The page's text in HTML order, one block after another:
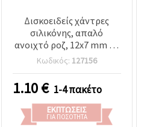
Δισκοειδείς χάντρες
σιλικόνης, απαλό
ανοιχτό ροζ, 12x7 mm με
τρύπα 2,5 mm – Σετ 5
τεμ. για DIY κοσμήματα
και δημιουργικές
κατασκευές
Κωδικός: 127156
1.10€ 1-4 πακέτο
ΕΚΠΤΏΣΕΙΣ
ΓΙΑ ΠΟΣΌΤΗΤΑ